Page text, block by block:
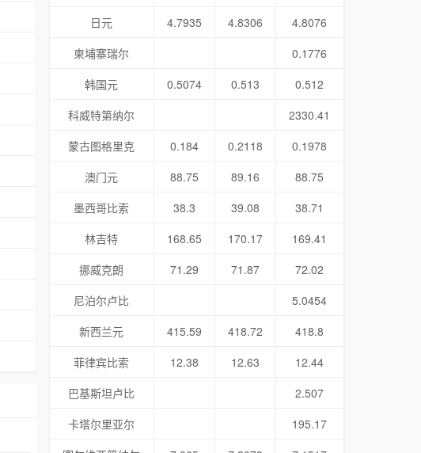
日元
4.7935 4.8306
4.8076
柬埔寨瑞尔
0.1776
韩国元
0.5074 0.513
0.512
科威特第纳尔
2330.41
蒙古图格里克
0.184 0.2118
0.1978
澳门元
88.75 89.16
88.75
墨西哥比索
38.3 39.08
38.71
林吉特
168.65 170.17
169.41
挪威克朗
71.29 71.87
72.02
尼泊尔卢比
5.0454
新西兰元
415.59 418.72
418.8
菲律宾比索
12.38 12.63
12.44
巴基斯坦卢比
2.507
卡塔尔里亚尔
195.17